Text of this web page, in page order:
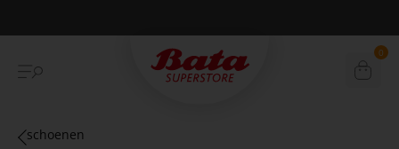
Shop online & instore 0
schoenen